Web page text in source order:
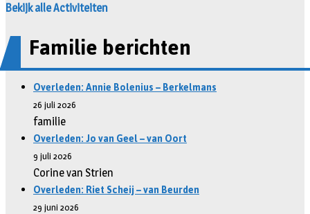
Bekijk alle Activiteiten
Familie berichten
Overleden: Annie Bolenius – Berkelmans
26 juli 2026
familie
Overleden: Jo van Geel – van Oort
9 juli 2026
Corine van Strien
Overleden: Riet Scheij – van Beurden
29 juni 2026